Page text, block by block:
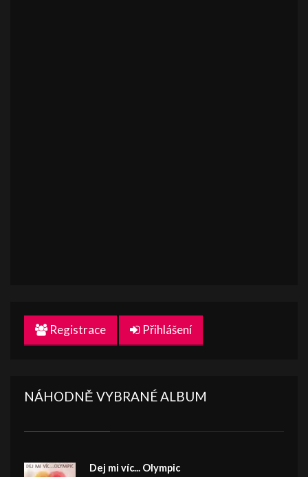
Registrace Přihlášení
NÁHODNĚ VYBRANÉ ALBUM
Dej mi víc... Olympic